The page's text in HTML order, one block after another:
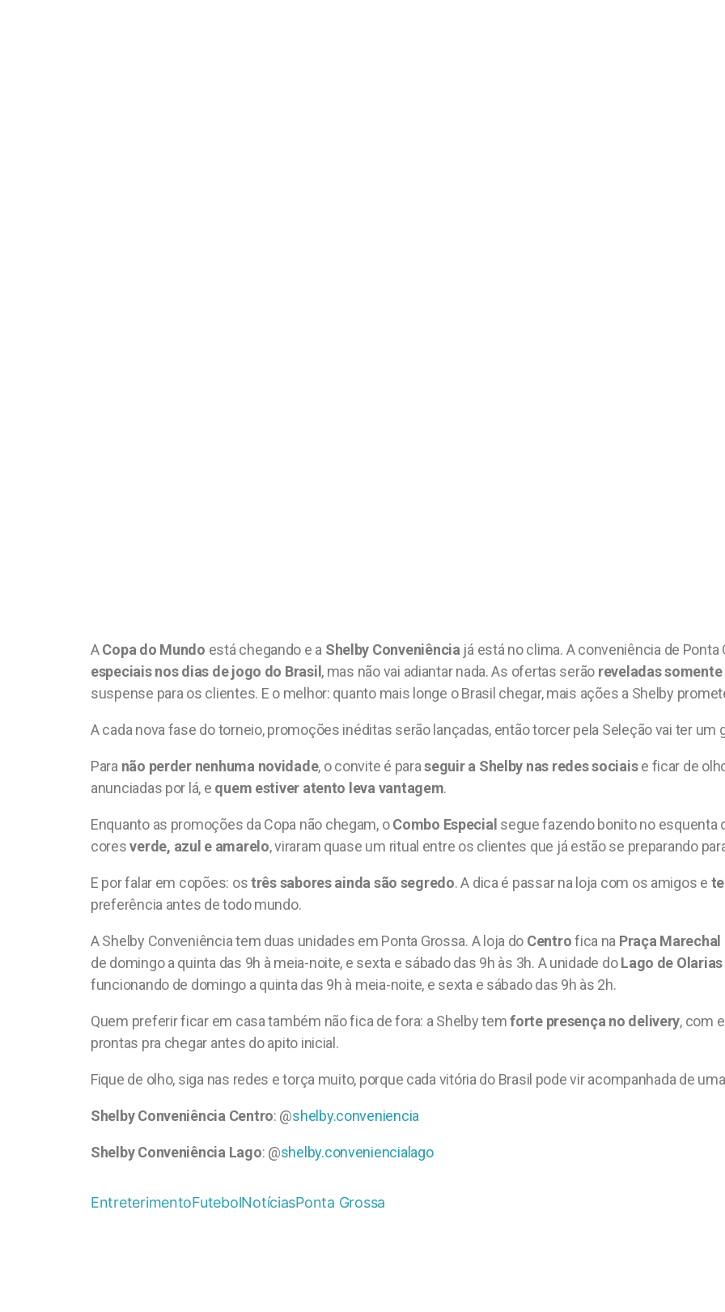
ACopa do Mundo está chegando e a Shelby Conveniência já está no clima. A conveniência de
especiais nos dias de jogo do Brasil , mas não vai adiantar nada. As ofertas serão reveladas somente
suspense para os clientes. E o melhor: quanto mais longe o Brasil chegar, mais ações a Shelby
A cada nova fase do torneio, promoções inéditas serão lançadas, então torcer pela Seleção vai ter um
Para não perder nenhuma novidade, o convite é paraseguir a Shelby nas redes sociaise ficar de
anunciadas por lá, e quem estiver atento leva vantagem.
Enquanto as promoções da Copa não chegam, oCombo Especial segue fazendo bonito no esquenta
coresverde, azul e amarelo, viraram quase um ritual entre os clientes que já estão se preparando
E por falar em copões: ostrês sabores ainda são segredo. A dica é passar na loja com os amigos e
preferência antes de todo mundo.
A Shelby Conveniência tem duas unidades em Ponta Grossa. A loja do Centrofica na Praça
de domingo a quinta das 9h à meia-noite, e sexta e sábado das 9h às 3h. A unidade doLago de Olarias
funcionando de domingo a quinta das 9h à meia-noite, e sexta e sábado das 9h às 2h.
Quem preferir ficar em casa também não fica de fora: a Shelby temforte presença no delivery, com
prontas pra chegar antes do apito inicial.
Fique de olho, siga nas redes e torça muito, porque cada vitória do Brasil pode vir acompanhada de
Shelby Conveniência Centro: @shelby.conveniencia
Shelby Conveniência Lago: @shelby.conveniencialago
EntreterimentoFutebolNotíciasPonta Grossa